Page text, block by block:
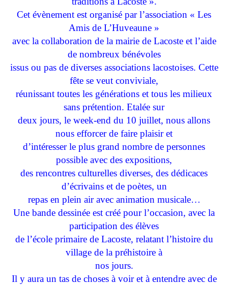
Cet évènement est organisé par l’association « Les
Amis de L’Huveaune »
avec la collaboration de la mairie de Lacoste et l’aide
de nombreux bénévoles
issus ou pas de diverses associations lacostoises. Cette
fête se veut conviviale,
réunissant toutes les générations et tous les milieux
sans prétention. Etalée sur
deux jours, le week-end du 10 juillet, nous allons
nous efforcer de faire plaisir et
d’intéresser le plus grand nombre de personnes
possible avec des expositions,
des rencontres culturelles diverses, des dédicaces
d’écrivains et de poètes, un
repas en plein air avec animation musicale…
Une bande dessinée est créé pour l’occasion, avec la
participation des élèves
de l’école primaire de Lacoste, relatant l’histoire du
village de la préhistoire à
nos jours.
Il y aura un tas de choses à voir et à entendre avec de